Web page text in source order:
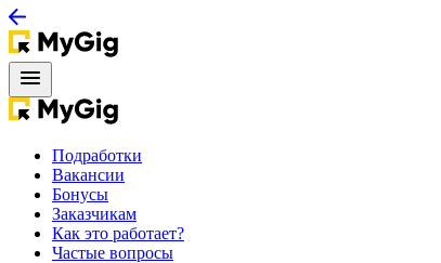
Подработки
Вакансии
Бонусы
Заказчикам
Как это работает?
Частые вопросы